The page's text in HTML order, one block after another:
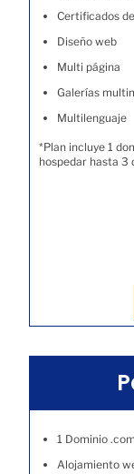
Certificados
Diseño web
Multi página
Galerías
Multilenguaje
*Plan incluye 1
hospedar hasta 3
1 Dominio
Alojamiento